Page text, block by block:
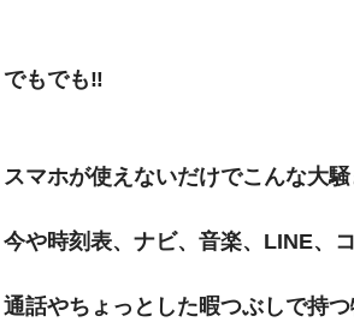
でもでも‼️
スマホが使えないだけでこんな大
今や時刻表、ナビ、音楽、LINE、
通話やちょっとした暇つぶしで持